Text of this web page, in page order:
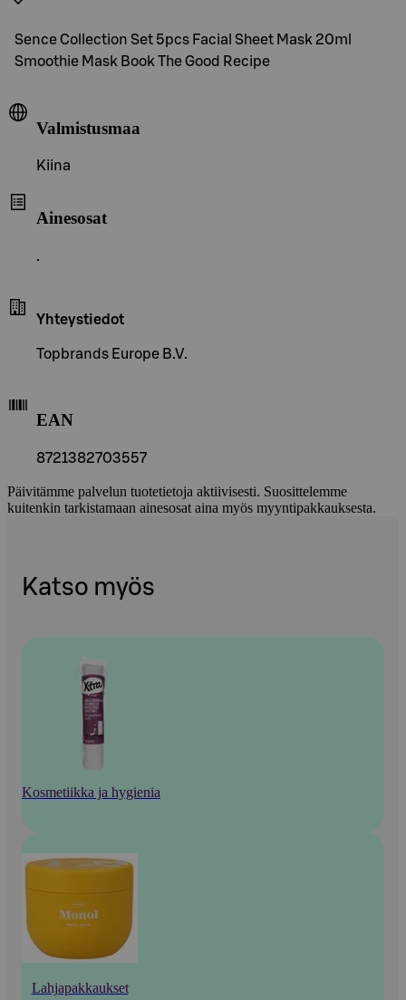
Sence Collection Set 5pcs Facial Sheet Mask 20ml
Smoothie Mask Book The Good Recipe
Valmistusmaa
Kiina
Ainesosat
.
Yhteystiedot
Topbrands Europe B.V.
EAN
8721382703557
Päivitämme palvelun tuotetietoja aktiivisesti. Suosittelemme
kuitenkin tarkistamaan ainesosat aina myös myyntipakkauksesta.
Katso myös
Kosmetiikka ja hygienia
Lahjapakkaukset